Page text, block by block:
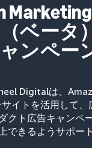
Marketing
ベータ
ンペー
Digitalは、
イトを活用して、
クト広告キャンペ
できるようサポー